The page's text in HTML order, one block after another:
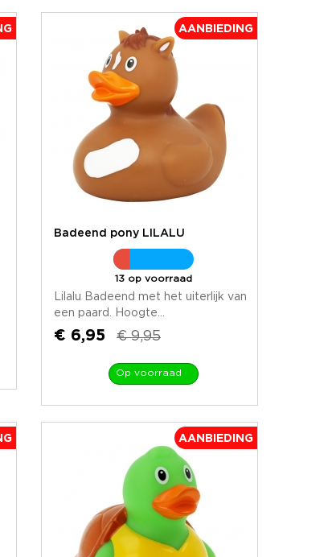
AANBIEDING
Badeend pony LILALU
13 op voorraad
Lilalu Badeend met het uiterlijk van
een paard. Hoogte...
€ 6,95 € 9,95
Op voorraad
AANBIEDING